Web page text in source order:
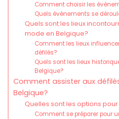
Comment choisir les
Quels événements se
Quels sont les lieux
mode en Belgique?
Comment les lieux
défilés?
Quels sont les lieux
Belgique?
Comment assister aux
Belgique?
Quelles sont les options
Comment se préparer pour